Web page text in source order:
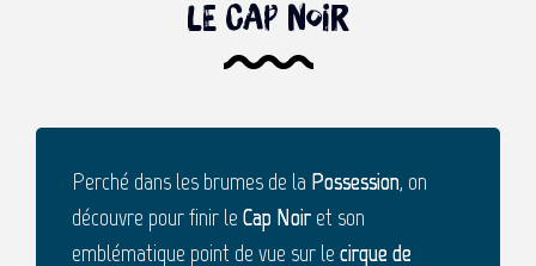
le Cap Noir
Perché dans les brumes de la Possession, on
découvre pour finir le Cap Noir et son
emblématique point de vue sur le cirque de